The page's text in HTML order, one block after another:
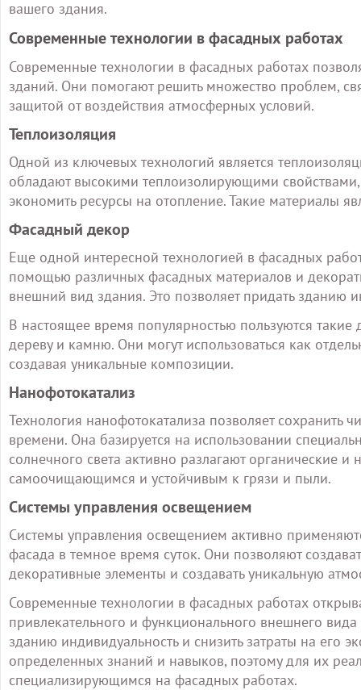
вашего здания.
Современные технологии в фасадных работах
Современные технологии в фасадных работах
зданий. Они помогают решить множество проблем,
защитой от воздействия атмосферных условий.
Теплоизоляция
Одной из ключевых технологий является
обладают высокими теплоизолирующими
экономить ресурсы на отопление. Такие материалы
Фасадный декор
Еще одной интересной технологией в фасадных
помощью различных фасадных материалов и
внешний вид здания. Это позволяет придать зданию
В настоящее время популярностью пользуются
дереву и камню. Они могут использоваться как
создавая уникальные композиции.
Нанофотокатализ
Технология нанофотокатализа позволяет сохранить
времени. Она базируется на использовании
солнечного света активно разлагают органические
самоочищающимся и устойчивым к грязи и пыли.
Системы управления освещением
Системы управления освещением активно
фасада в темное время суток. Они позволяют
декоративные элементы и создавать уникальную
Современные технологии в фасадных работах
привлекательного и функционального внешнего
зданию индивидуальность и снизить затраты на его
определенных знаний и навыков, поэтому для их
специализирующимся на фасадных работах.